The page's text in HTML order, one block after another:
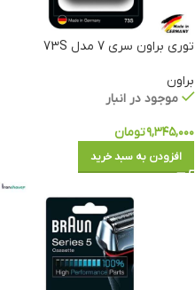
توری براون سری 7 مدل 73S
براون
موجود در انبار
۹,۳۴۵,۰۰۰تومان
افزودن به سبد خرید